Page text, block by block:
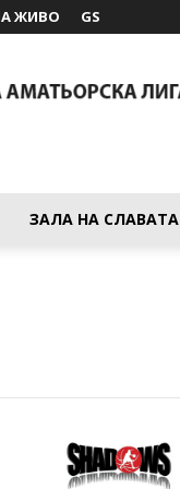
ЖИВО GS
ЗАЛА НА СЛАВАТА